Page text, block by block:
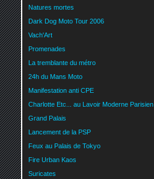
Natures mortes
Dark Dog Moto Tour 2006
Vach'Art
Promenades
La tremblante du métro
24h du Mans Moto
Manifestation anti CPE
Charlotte Etc... au Lavoir Moderne Parisien
Grand Palais
Lancement de la PSP
Feux au Palais de Tokyo
Fire Urban Kaos
Suricates